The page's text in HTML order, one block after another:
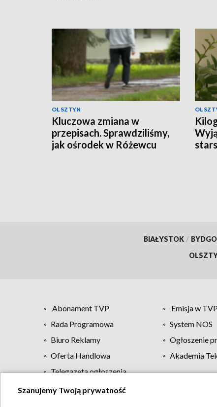
OLSZTYN
Kluczowa zmiana w
przepisach. Sprawdziliśmy,
jak ośrodek w Różewcu
BIAŁYSTOK /
Abonament TVP Emisja w TVP
Rada Programowa
System NOS
Biuro Reklamy
Ogłoszenie
Oferta Handlowa
Akademia
Telegazeta ogłoszenia
Szanujemy Twoją prywatność